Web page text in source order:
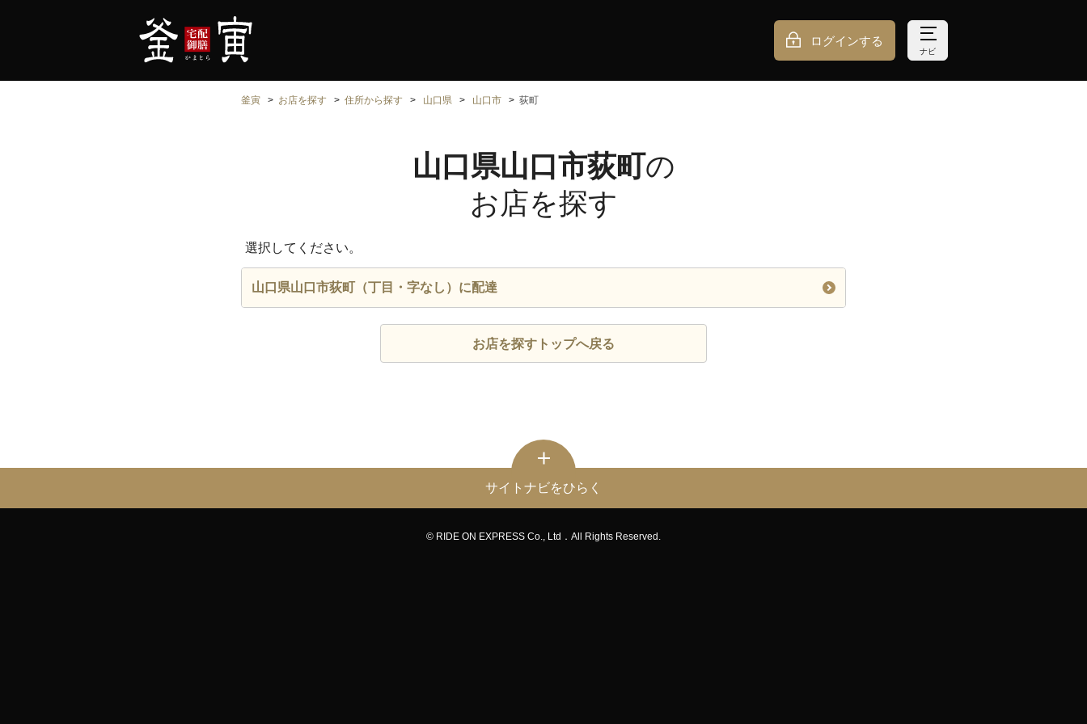
ログインする
ナビ
釜寅 お店を探す 住所から探す 山口県 山口市 荻町
山口県山口市荻町の
お店を探す
選択してください。
山口県山口市荻町（丁目・字なし）に配達
お店を探すトップへ戻る
サイトナビをひらく
© RIDE ON EXPRESS Co., Ltd．All Rights Reserved.